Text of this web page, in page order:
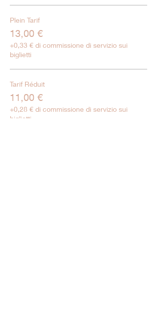
Plein Tarif
13,00 €
+0,33 € di commissione di servizio sui
biglietti
Tarif Réduit
11,00 €
+0,28 € di commissione di servizio sui
biglietti